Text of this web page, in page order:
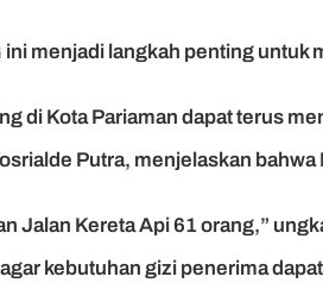
menjadi langkah penting untuk
di Kota Pariaman dapat terus
Putra, menjelaskan
Jalan Kereta Api 61 orang,”
kebutuhan gizi penerima